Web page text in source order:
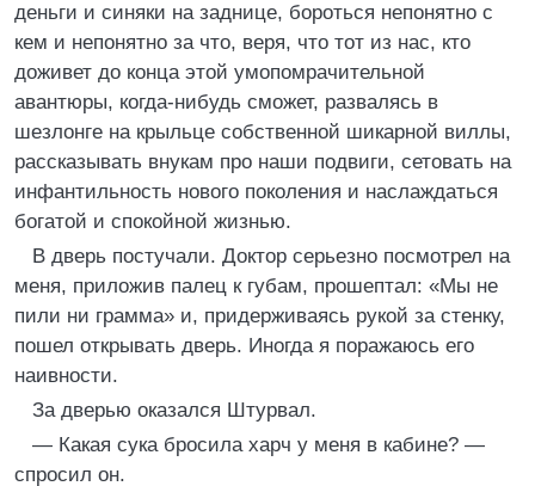
деньги и синяки на заднице, бороться непонятно с
кем и непонятно за что, веря, что тот из нас, кто
доживет до конца этой умопомрачительной
авантюры, когда-нибудь сможет, развалясь в
шезлонге на крыльце собственной шикарной виллы,
рассказывать внукам про наши подвиги, сетовать на
инфантильность нового поколения и наслаждаться
богатой и спокойной жизнью.
В дверь постучали. Доктор серьезно посмотрел на
меня, приложив палец к губам, прошептал: «Мы не
пили ни грамма» и, придерживаясь рукой за стенку,
пошел открывать дверь. Иногда я поражаюсь его
наивности.
За дверью оказался Штурвал.
— Какая сука бросила харч у меня в кабине? —
спросил он.